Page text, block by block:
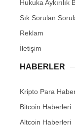
Hukuka Aykırılık
Sık Sorulan
Reklam
İletişim
HABERLER
Kripto Para
Bitcoin Haberleri
Altcoin Haberleri